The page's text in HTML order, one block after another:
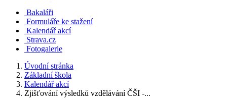
Bakaláři
Formuláře ke stažení
Kalendář akcí
Strava.cz
Fotogalerie
Úvodní stránka
Základní škola
Kalendář akcí
Zjišťování výsledků vzdělávání ČŠI -...